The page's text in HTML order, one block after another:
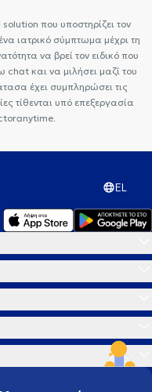
που υποστηρίζει τον
ιατρικό σύμπτωμα μέχρι τη
να βρεί τον ειδικό που
chat και να μιλήσει μαζί του
έχει συμπληρώσει τις
τίθενται υπό επεξεργασία
EL